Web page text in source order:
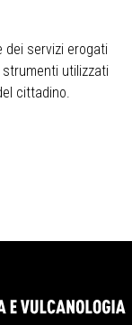
dei servizi erogati
strumenti utilizzati
cittadino.